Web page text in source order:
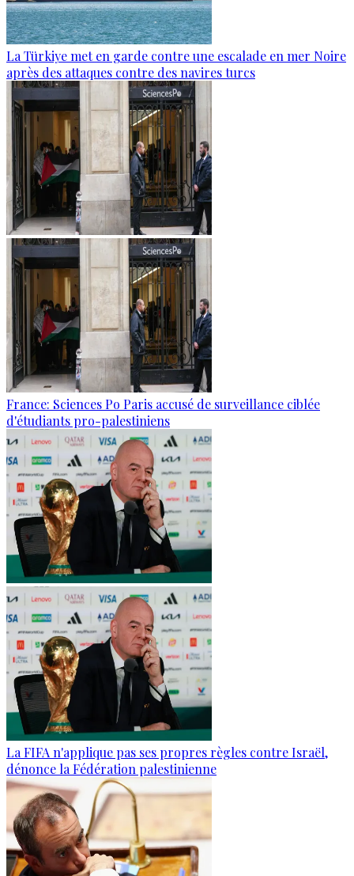
La Türkiye met en garde contre une escalade en mer Noire
après des attaques contre des navires turcs
France: Sciences Po Paris accusé de surveillance ciblée
d'étudiants pro-palestiniens
La FIFA n'applique pas ses propres règles contre Israël,
dénonce la Fédération palestinienne